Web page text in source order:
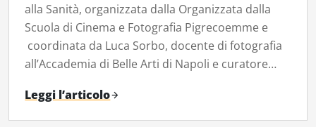
alla Sanità, organizzata dalla Organizzata dalla
Scuola di Cinema e Fotografia Pigrecoemme e
coordinata da Luca Sorbo, docente di fotografia
all’Accademia di Belle Arti di Napoli e curatore…
Leggi l’articolo